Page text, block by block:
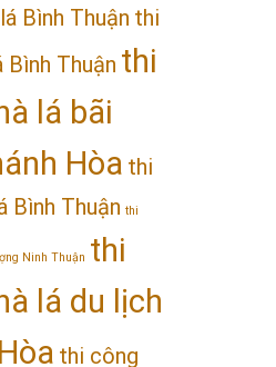
Bình Thuận thi
Bình Thuận thi
lá bãi
Hòa thi
Bình Thuận thi
Ninh Thuận thi
lá du lịch
thi công